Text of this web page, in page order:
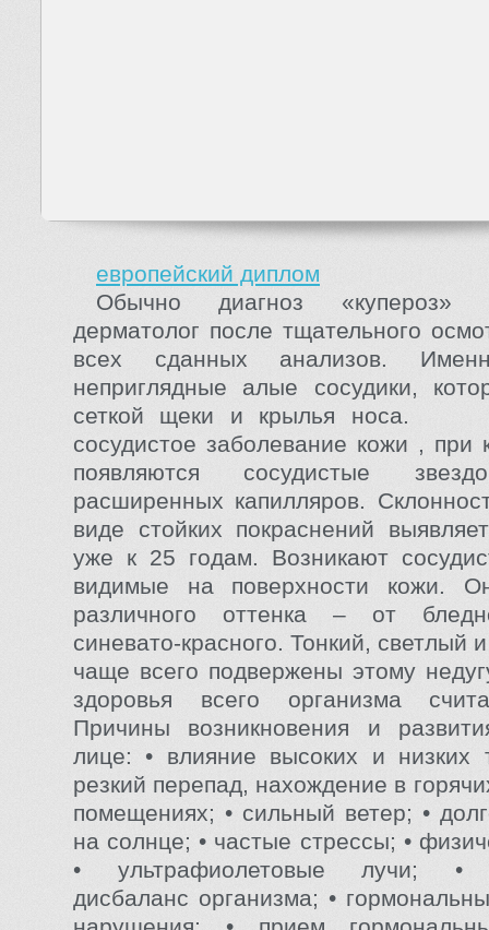
европейский диплом
Обычно диагноз «купероз»
дерматолог после тщательного
всех сданных анализов.
неприглядные алые сосудики,
сеткой щеки и крылья носа.
сосудистое заболевание кожи , при
появляются сосудистые
расширенных капилляров.
виде стойких покраснений
уже к 25 годам. Возникают
видимые на поверхности кожи.
различного оттенка – от
синевато-красного. Тонкий, светлый
чаще всего подвержены этому
здоровья всего организма
Причины возникновения и
лице: • влияние высоких и низких
резкий перепад, нахождение в
помещениях; • сильный ветер; •
на солнце; • частые стрессы; •
• ультрафиолетовые лучи; •
дисбаланс организма; •